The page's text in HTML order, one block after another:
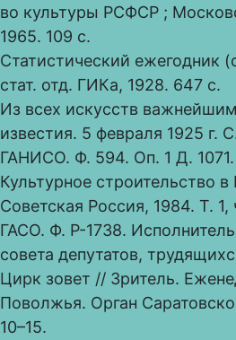
во культуры РСФСР ;
1965. 109 с.
Статистический ежегодник
стат. отд. ГИКа, 1928. 647 с.
Из всех искусств
известия. 5 февраля 1925 г.
ГАНИСО. Ф. 594. Оп. 1 Д. 1071.
Культурное
Советская Россия, 1984. Т. 1,
ГАСО. Ф. Р-1738.
совета депутатов,
Цирк зовет // Зритель.
Поволжья. Орган
10–15.